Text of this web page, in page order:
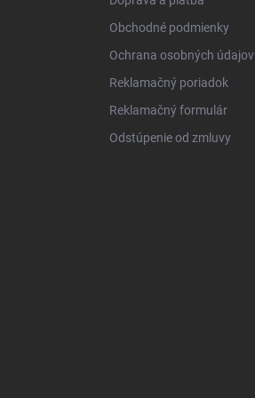
Obchodné podmienky
Ochrana osobných údajov
Reklamačný poriadok
Reklamačný formulár
Odstúpenie od zmluvy